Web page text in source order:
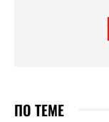
ПО ТЕМЕ